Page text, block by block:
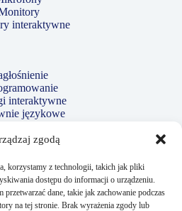
zgodą
korzystamy z technologii, takich jak pliki
dostępu do informacji o urządzeniu.
dane, takie jak zachowanie podczas
na tej stronie. Brak wyrażenia zgody lub
interaktywne
interaktywne
językowe
i kodowanie
Tablety
interaktywne